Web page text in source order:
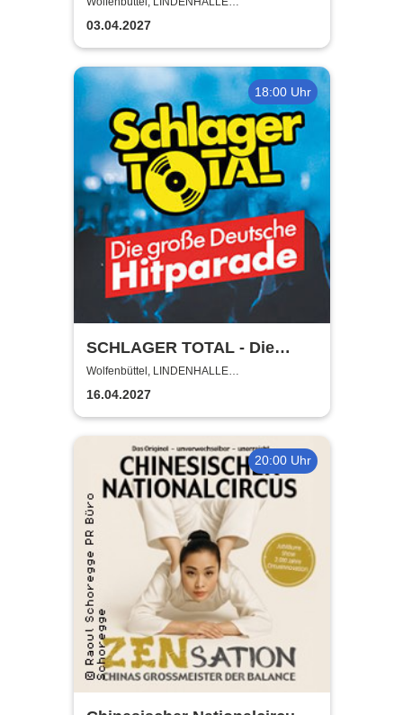
WOLFENBÜTTEL
03.04.2027
18:00 Uhr
SCHLAGER TOTAL - Die
große deutsche Hitparade
Wolfenbüttel, LINDENHALLE
WOLFENBÜTTEL
16.04.2027
20:00 Uhr